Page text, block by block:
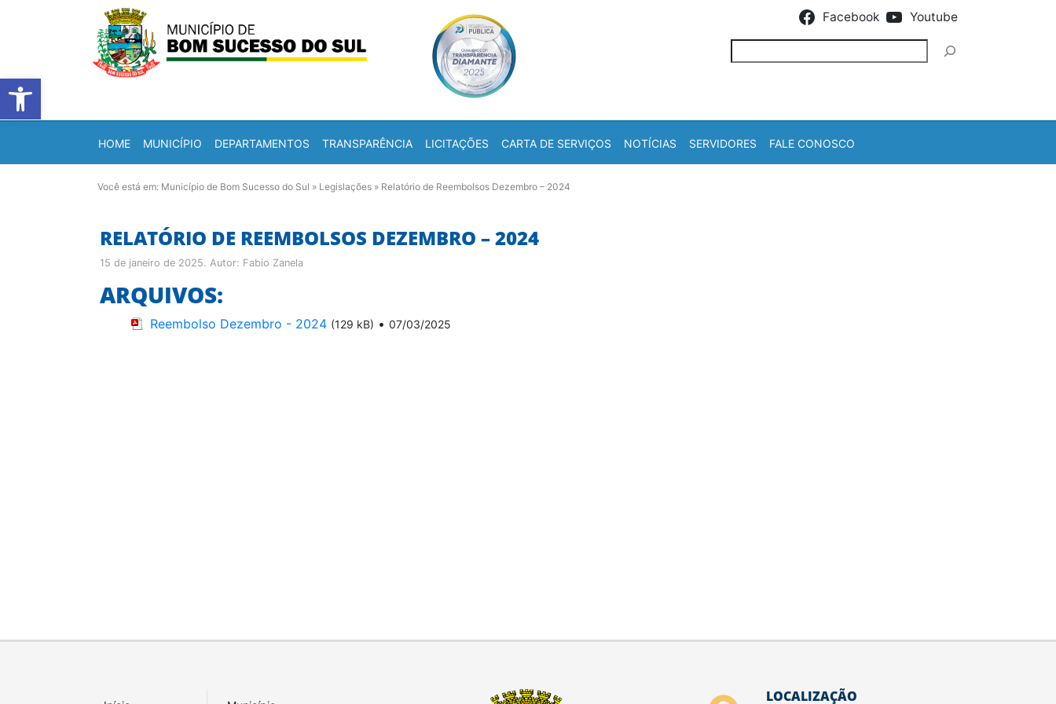
Barra de Ferramentas Aberta
Facebook Youtube
HOME MUNICÍPIO DEPARTAMENTOS TRANSPARÊNCIA LICITAÇÕES CARTA DE SERVIÇOS NOTÍCIAS SERVIDORES FALE CONOSCO
Você está em: Município de Bom Sucesso do Sul » Legislações » Relatório de Reembolsos Dezembro – 2024
RELATÓRIO DE REEMBOLSOS DEZEMBRO – 2024
15 de janeiro de 2025. Autor: Fabio Zanela
ARQUIVOS:
Reembolso Dezembro - 2024 (129 kB) • 07/03/2025
LOCALIZAÇÃO